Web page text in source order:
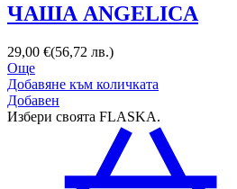
ЧАША ANGELICA
29,00 €(56,72 лв.)
Още
Добавяне към количката
Добавен
Избери своята FLASKA.